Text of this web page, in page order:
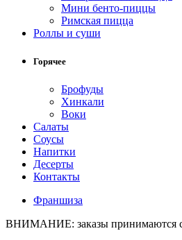
Мини бенто-пиццы
Римская пицца
Роллы и суши
Горячее
Брофуды
Хинкали
Воки
Салаты
Соусы
Напитки
Десерты
Контакты
Франшиза
ВНИМАНИЕ: заказы принимаются с